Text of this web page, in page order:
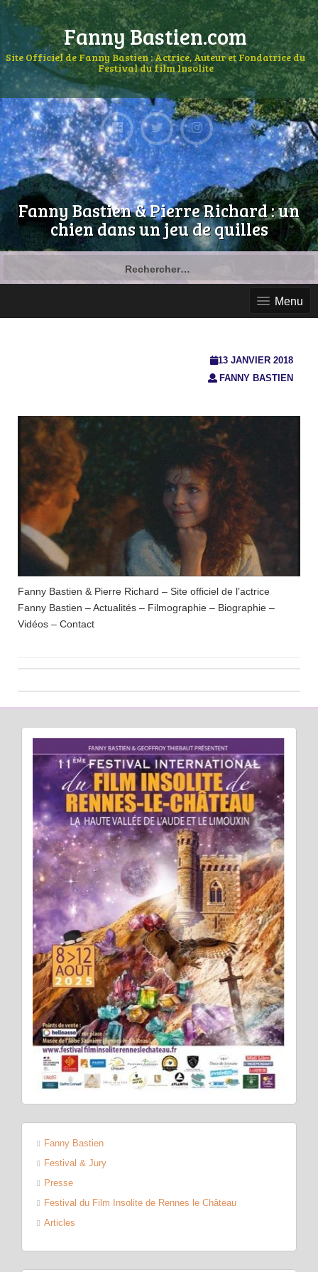
Fanny Bastien.com
Site Officiel de Fanny Bastien : Actrice, Auteur et Fondatrice du
Festival du film Insolite
Fanny Bastien & Pierre Richard : un
chien dans un jeu de quilles
Menu
13 JANVIER 2018
FANNY BASTIEN
Fanny Bastien & Pierre Richard – Site officiel de l’actrice
Fanny Bastien – Actualités – Filmographie – Biographie –
Vidéos – Contact
Fanny Bastien
Festival & Jury
Presse
Festival du Film Insolite de Rennes le Château
Articles